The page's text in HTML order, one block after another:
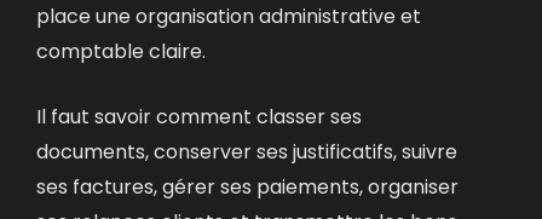
place une organisation administrative et
comptable claire.
Il faut savoir comment classer ses
documents, conserver ses justificatifs, suivre
ses factures, gérer ses paiements, organiser